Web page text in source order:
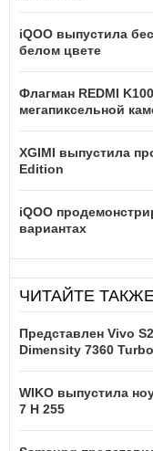
iQOO выпустила
белом цвете
Флагман REDMI
мегапиксельной
XGIMI выпустила
Edition
iQOO
вариантах
ЧИТАЙТЕ
Представлен Vivo
Dimensity 7360 Turbo
WIKO выпустила
7 H 255